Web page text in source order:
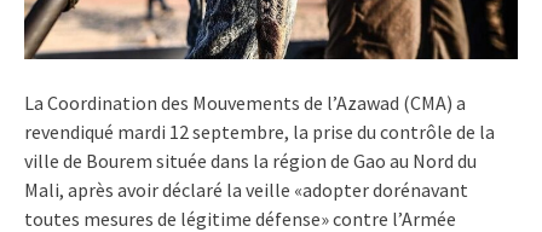
La Coordination des Mouvements de l’Azawad (CMA) a
revendiqué mardi 12 septembre, la prise du contrôle de la
ville de Bourem située dans la région de Gao au Nord du
Mali, après avoir déclaré la veille «adopter dorénavant
toutes mesures de légitime défense» contre l’Armée